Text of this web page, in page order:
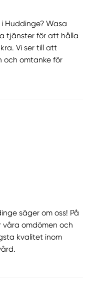
Huddinge? Wasa
tjänster för att hålla
Vi ser till att
och omtanke för
säger om oss! På
våra omdömen och
kvalitet inom